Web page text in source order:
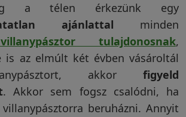
a télen érkezünk egy
ajánlattal minden
tulajdonosnak,
is az elmúlt két évben vásároltál
akkor figyeld
. Akkor sem fogsz csalódni, ha
beruházni. Annyit